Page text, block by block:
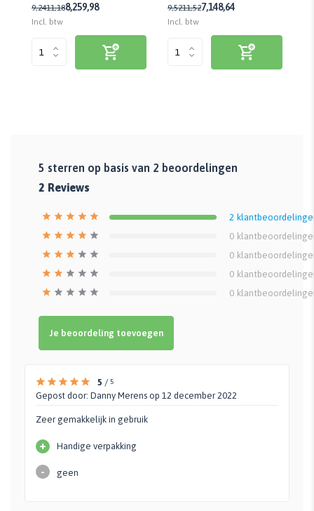
9,2411,188,259,98
Incl. btw
9,5211,527,148,64
Incl. btw
5 sterren op basis van 2 beoordelingen
2 Reviews
2
0
0
0
0
Je beoordeling toevoegen
5 / 5
Gepost door: Danny Merens op 12 december 2022
Zeer gemakkelijk in gebruik
+ Handige verpakking
- geen